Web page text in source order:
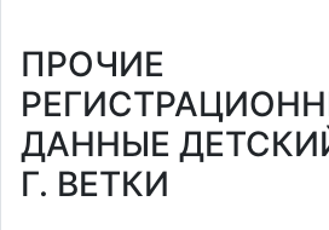
ПРОЧИЕ
ДАННЫЕ
Г. ВЕТКИ